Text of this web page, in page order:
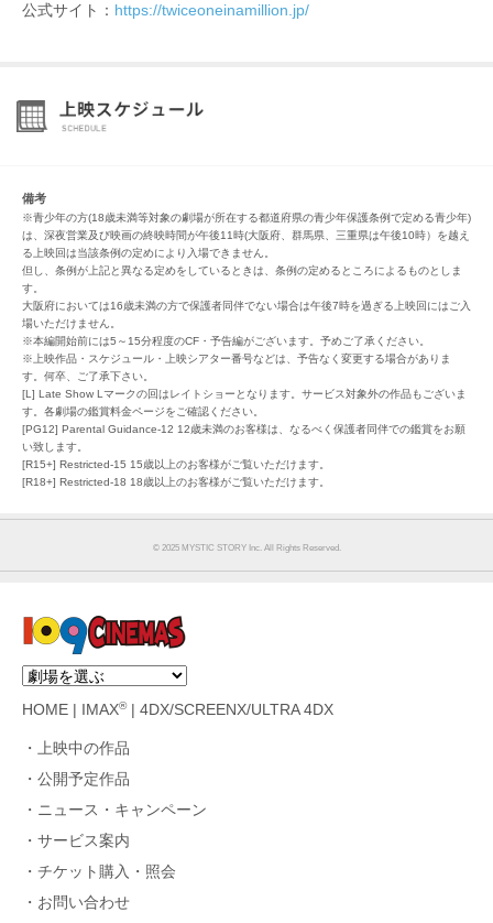
公式サイト： https://twiceoneinamillion.jp/
備考
※青少年の方(18歳未満等対象の劇場が所在する都道府県の青少年保護条例で定める青少年)
は、深夜営業及び映画の終映時間が午後11時(大阪府、群馬県、三重県は午後10時）を越え
る上映回は当該条例の定めにより入場できません。
但し、条例が上記と異なる定めをしているときは、条例の定めるところによるものとしま
す。
大阪府においては16歳未満の方で保護者同伴でない場合は午後7時を過ぎる上映回にはご入
場いただけません。
※本編開始前には5～15分程度のCF・予告編がございます。予めご了承ください。
※上映作品・スケジュール・上映シアター番号などは、予告なく変更する場合がありま
す。何卒、ご了承下さい。
[L] Late Show Lマークの回はレイトショーとなります。サービス対象外の作品もございま
す。各劇場の鑑賞料金ページをご確認ください。
[PG12] Parental Guidance-12 12歳未満のお客様は、なるべく保護者同伴での鑑賞をお願
い致します。
[R15+] Restricted-15 15歳以上のお客様がご覧いただけます。
[R18+] Restricted-18 18歳以上のお客様がご覧いただけます。
©︎ 2025 MYSTIC STORY Inc. All Rights Reserved.
HOME IMAX®| 4DX/SCREENX/ULTRA 4DX
上映中の作品
公開予定作品
ニュース・キャンペーン
サービス案内
チケット購入・照会
お問い合わせ